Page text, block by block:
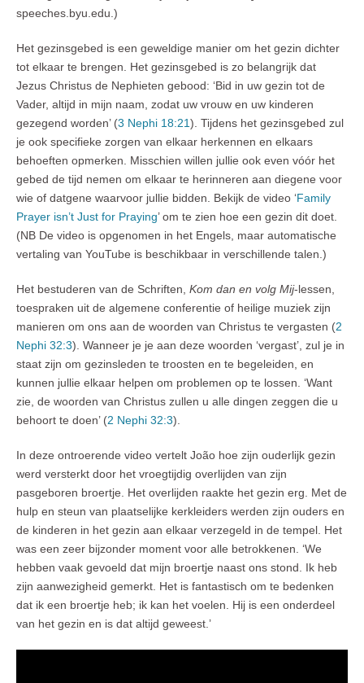
speeches.byu.edu.)
Het gezinsgebed is een geweldige manier om het gezin dichter
tot elkaar te brengen. Het gezinsgebed is zo belangrijk dat
Jezus Christus de Nephieten gebood: ‘Bid in uw gezin tot de
Vader, altijd in mijn naam, zodat uw vrouw en uw kinderen
gezegend worden’ (3 Nephi 18:21). Tijdens het gezinsgebed zul
je ook specifieke zorgen van elkaar herkennen en elkaars
behoeften opmerken. Misschien willen jullie ook even vóór het
gebed de tijd nemen om elkaar te herinneren aan diegene voor
wie of datgene waarvoor jullie bidden. Bekijk de video ‘Family
Prayer isn’t Just for Praying’ om te zien hoe een gezin dit doet.
(NB De video is opgenomen in het Engels, maar automatische
vertaling van YouTube is beschikbaar in verschillende talen.)
Het bestuderen van de Schriften, Kom dan en volg Mij-lessen,
toespraken uit de algemene conferentie of heilige muziek zijn
manieren om ons aan de woorden van Christus te vergasten (2
Nephi 32:3). Wanneer je je aan deze woorden ‘vergast’, zul je in
staat zijn om gezinsleden te troosten en te begeleiden, en
kunnen jullie elkaar helpen om problemen op te lossen. ‘Want
zie, de woorden van Christus zullen u alle dingen zeggen die u
behoort te doen’ (2 Nephi 32:3).
In deze ontroerende video vertelt João hoe zijn ouderlijk gezin
werd versterkt door het vroegtijdig overlijden van zijn
pasgeboren broertje. Het overlijden raakte het gezin erg. Met de
hulp en steun van plaatselijke kerkleiders werden zijn ouders en
de kinderen in het gezin aan elkaar verzegeld in de tempel. Het
was een zeer bijzonder moment voor alle betrokkenen. ‘We
hebben vaak gevoeld dat mijn broertje naast ons stond. Ik heb
zijn aanwezigheid gemerkt. Het is fantastisch om te bedenken
dat ik een broertje heb; ik kan het voelen. Hij is een onderdeel
van het gezin en is dat altijd geweest.’